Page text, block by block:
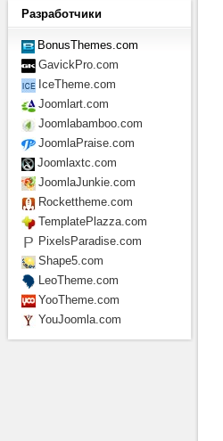
Разработчики
BonusThemes.com
GavickPro.com
IceTheme.com
Joomlart.com
Joomlabamboo.com
JoomlaPraise.com
Joomlaxtc.com
JoomlaJunkie.com
Rockettheme.com
TemplatePlazza.com
PixelsParadise.com
Shape5.com
LeoTheme.com
YooTheme.com
YouJoomla.com